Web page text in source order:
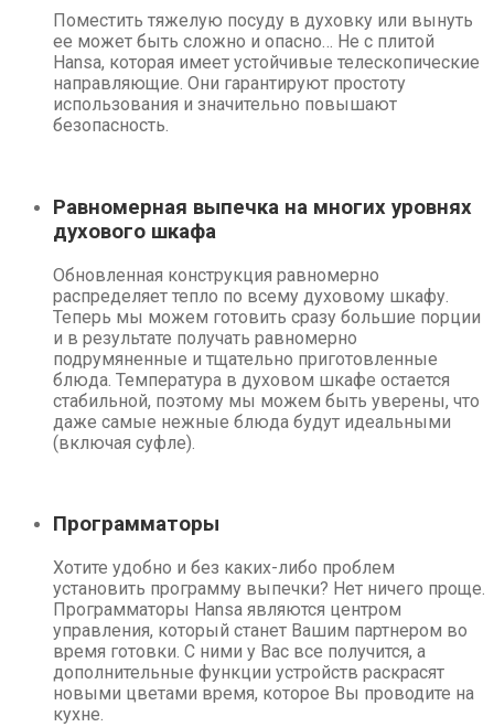
Поместить тяжелую посуду в духовку или вынуть
ее может быть сложно и опасно… Не с плитой
Hansa, которая имеет устойчивые телескопические
направляющие. Они гарантируют простоту
использования и значительно повышают
безопасность.
Равномерная выпечка на многих уровнях
духового шкафа
Обновленная конструкция равномерно
распределяет тепло по всему духовому шкафу.
Теперь мы можем готовить сразу большие порции
и в результате получать равномерно
подрумяненные и тщательно приготовленные
блюда. Температура в духовом шкафе остается
стабильной, поэтому мы можем быть уверены, что
даже самые нежные блюда будут идеальными
(включая суфле).
Программаторы
Хотите удобно и без каких-либо проблем
установить программу выпечки? Нет ничего проще.
Программаторы Hansa являются центром
управления, который станет Вашим партнером во
время готовки. С ними у Вас все получится, а
дополнительные функции устройств раскрасят
новыми цветами время, которое Вы проводите на
кухне.